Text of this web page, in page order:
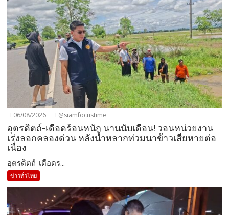
06/08/2026 @siamfocustime
อุตรดิตถ์-เดือดร้อนหนัก นานนับเดือน! วอนหน่วยงาน
เร่งลอกคลองด่วน หลังน้ำหลากท่วมนาข้าวเสียหายต่อ
เนื่อง
อุตรดิตถ์-เดือดร...
ข่าวทั่วไทย